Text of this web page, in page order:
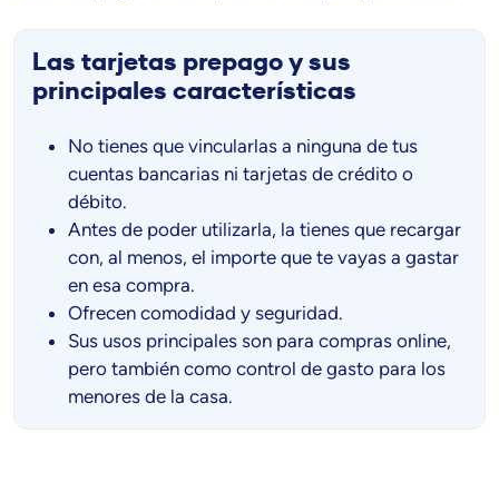
Las tarjetas prepago y sus
principales características
No tienes que vincularlas a ninguna de tus
cuentas bancarias ni tarjetas de crédito o
débito.
Antes de poder utilizarla, la tienes que recargar
con, al menos, el importe que te vayas a gastar
en esa compra.
Ofrecen comodidad y seguridad.
Sus usos principales son para compras online,
pero también como control de gasto para los
menores de la casa.